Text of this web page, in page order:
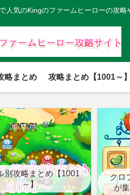
人気のKingのファームヒーローの攻略
略まとめ 攻略まとめ【1001～】
別攻略まとめ【1001
～】
クロ
が